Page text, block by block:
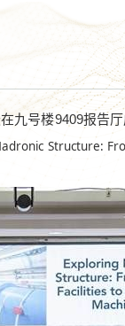
九号楼9409报告
Structure: